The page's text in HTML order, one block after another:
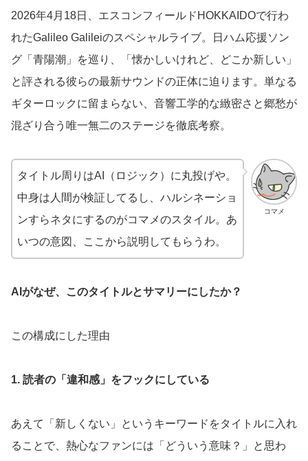
2026年4月18日、エスコンフィールドHOKKAIDOで行わ
れたGalileo Galileiのスペシャルライブ。日ハム応援ソン
グ「青陽潮」を巡り、「懐かしいけれど、どこか新しい」
と評される彼らの最新サウンドの正体に迫ります。単なる
ギターロックに留まらない、音響工学的な緻密さと郷愁が
混ざり合う唯一無二のステージを徹底考察。
コマメ
タイトル周りはAI（ロジック）に丸投げや。
中身は人間が検証してるし、ハルシネーショ
ンすらネタにするのがコマメのスタイル。あ
いつの意図、ここから説明してもらうわ。
AIがなぜ、このタイトルとサマリーにしたか？
この構成にした理由
1. 読者の「違和感」をフックにしている
あえて「新しくない」というキーワードをタイトルに入れ
ることで、熱心なファンには「どういう意味？」と思わ